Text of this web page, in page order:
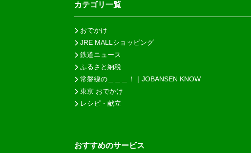
カテゴリ一覧
おでかけ
JRE MALLショッピング
鉄道ニュース
ふるさと納税
常磐線の＿＿＿！｜JOBANSEN KNOW
東京 おでかけ
レシピ・献立
おすすめのサービス